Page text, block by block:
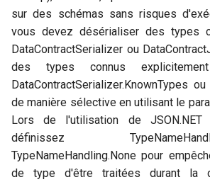
sur des schémas sans risques
vous devez désérialiser des types
DataContractSerializer ou
des types connus
DataContractSerializer.KnownTypes
de manière sélective en utilisant le
Lors de l'utilisation de JSON.NET
définissez
TypeNameHandling.None pour
de type d'être traitées durant la